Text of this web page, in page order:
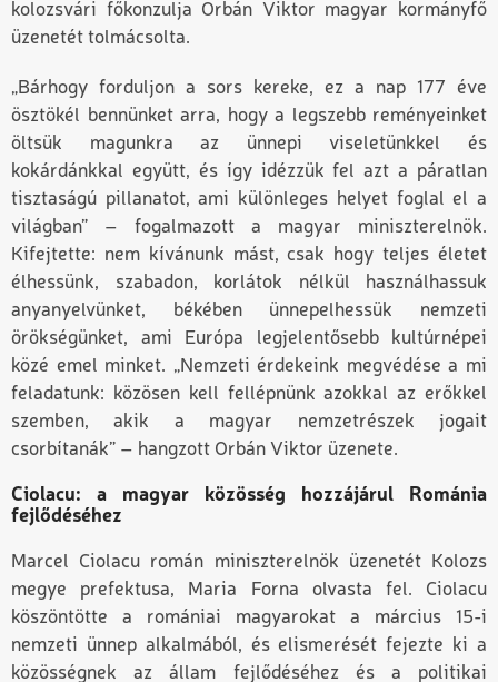
kolozsvári főkonzulja Orbán Viktor magyar kormányfő
üzenetét tolmácsolta.
„Bárhogy forduljon a sors kereke, ez a nap 177 éve
ösztökél bennünket arra, hogy a legszebb reményeinket
öltsük magunkra az ünnepi viseletünkkel és
kokárdánkkal együtt, és így idézzük fel azt a páratlan
tisztaságú pillanatot, ami különleges helyet foglal el a
világban” – fogalmazott a magyar miniszterelnök.
Kifejtette: nem kívánunk mást, csak hogy teljes életet
élhessünk, szabadon, korlátok nélkül használhassuk
anyanyelvünket, békében ünnepelhessük nemzeti
örökségünket, ami Európa legjelentősebb kultúrnépei
közé emel minket. „Nemzeti érdekeink megvédése a mi
feladatunk: közösen kell fellépnünk azokkal az erőkkel
szemben, akik a magyar nemzetrészek jogait
csorbítanák” – hangzott Orbán Viktor üzenete.
Ciolacu: a magyar közösség hozzájárul Románia
fejlődéséhez
Marcel Ciolacu román miniszterelnök üzenetét Kolozs
megye prefektusa, Maria Forna olvasta fel. Ciolacu
köszöntötte a romániai magyarokat a március 15-i
nemzeti ünnep alkalmából, és elismerését fejezte ki a
közösségnek az állam fejlődéséhez és a politikai